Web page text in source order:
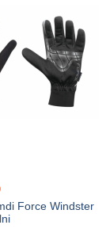
Force Windster